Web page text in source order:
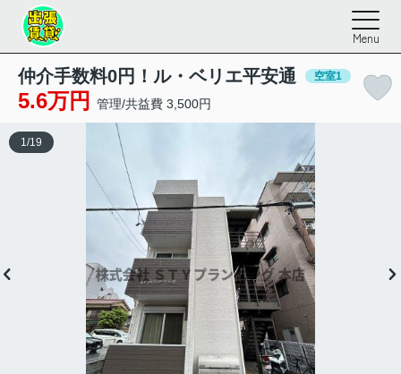
Menu
仲介手数料0円！ル・ベリエ平安通 空室1
5.6万円 管理/共益費 3,500円
1 /19